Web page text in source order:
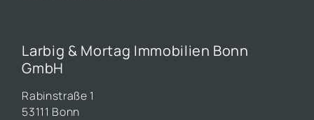
Larbig & Mortag Immobilien Bonn
GmbH
Rabinstraße 1
53111 Bonn